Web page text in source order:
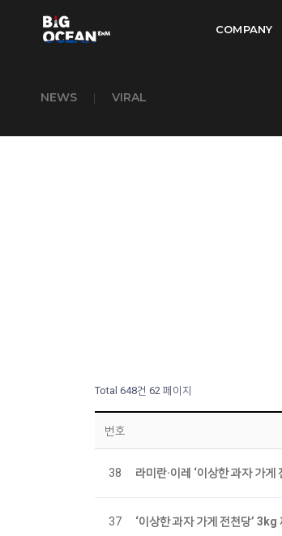
COMPANY
NEWS | VIRAL
Total 648건 62 페이지
번호
38 라미란·이레 ‘이상한 과자 가
37 ‘이상한 과자 가게 전천당’